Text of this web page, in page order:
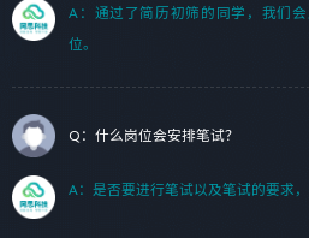
A：通过了简历初筛的同学，我们
位。
Q：什么岗位会安排笔试？
A：是否要进行笔试以及笔试的要求